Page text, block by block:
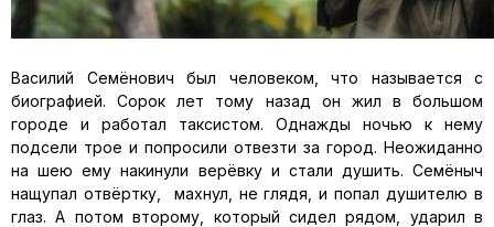
Василий Семёнович был человеком, что называется с
биографией. Сорок лет тому назад он жил в большом
городе и работал таксистом. Однажды ночью к нему
подсели трое и попросили отвезти за город. Неожиданно
на шею ему накинули верёвку и стали душить. Семёныч
нащупал отвёртку, махнул, не глядя, и попал душителю в
глаз. А потом второму, который сидел рядом, ударил в